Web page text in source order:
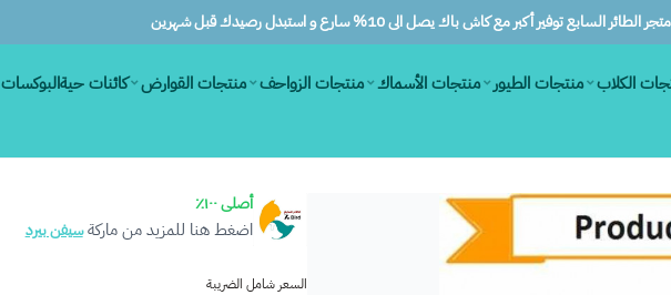
الطائر السابع توفير أكبر مع كاش باك يصل الى 10% سارع و استبدل رصيدك قبل شهرين
الكلاب منتجات الطيور منتجات الأسماك منتجات الزواحف منتجات القوارض كائنات حيةالبوكسات
أصلى ١٠٠٪
اضغط هنا للمزيد من ماركةسيفن بيرد
السعر شامل الضريبة